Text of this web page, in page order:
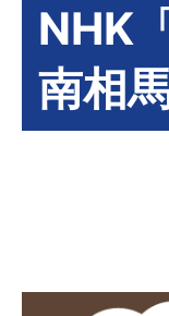
NHK
南相